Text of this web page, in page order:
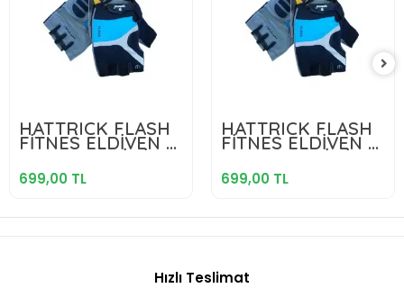
HATTRICK FLASH
FİTNES ELDİVEN M
BEDEN MAVİ SİYAH
699,00 TL
Sepete Ekle
HATTRICK FLASH
FİTNES ELDİVEN S
BEDEN MAVİ SİYAH
699,00 TL
Sepete Ekle
Hızlı Teslimat